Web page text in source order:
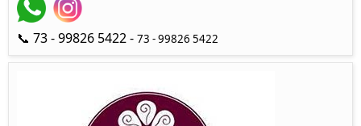
📞 73 - 99826 5422 - 73 - 99826 5422